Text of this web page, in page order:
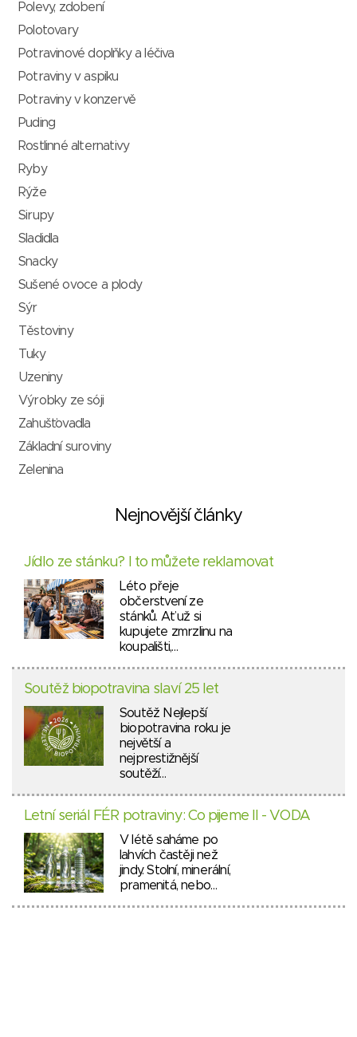
Polevy, zdobení
Polotovary
Potravinové doplňky a léčiva
Potraviny v aspiku
Potraviny v konzervě
Puding
Rostlinné alternativy
Ryby
Rýže
Sirupy
Sladidla
Snacky
Sušené ovoce a plody
Sýr
Těstoviny
Tuky
Uzeniny
Výrobky ze sóji
Zahušťovadla
Základní suroviny
Zelenina
Nejnovější články
Jídlo ze stánku? I to můžete reklamovat
Léto přeje
občerstvení ze
stánků. Ať už si
kupujete zmrzlinu na
koupališti,…
Soutěž biopotravina slaví 25 let
Soutěž Nejlepší
biopotravina roku je
největší a
nejprestižnější
soutěží…
Letní seriál FÉR potraviny: Co pijeme II - VODA
V létě saháme po
lahvích častěji než
jindy. Stolní, minerální,
pramenitá, nebo…